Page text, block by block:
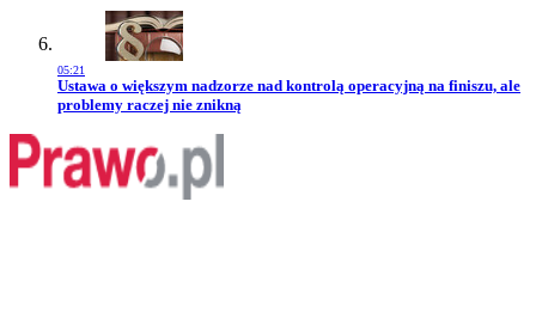
05:21
Przejdź do artykułu:
Ustawa o większym nadzorze nad kontrolą operacyjną na finiszu, ale
problemy raczej nie znikną